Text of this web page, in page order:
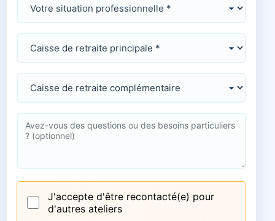
J'accepte d'être recontacté(e) pour
d'autres ateliers